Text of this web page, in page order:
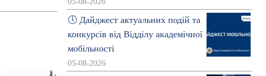
🕔 Дайджест актуальних подій та
конкурсів від Відділу академічної
мобільності
05-08-2026